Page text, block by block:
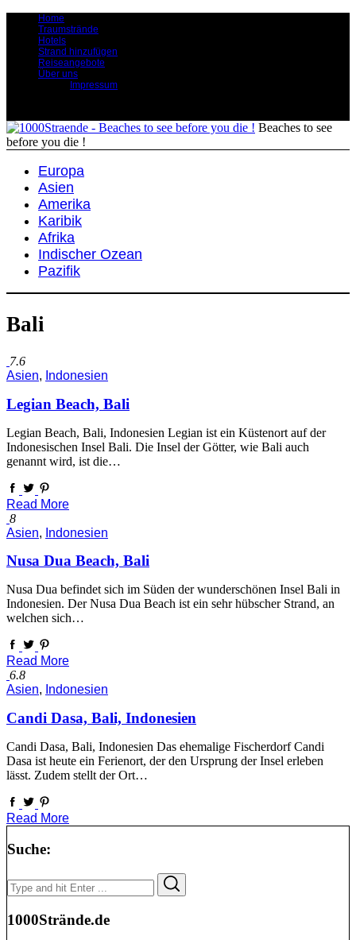
Home
Traumstrände
Hotels
Strand hinzufügen
Reiseangebote
Über uns
Impressum
Beaches to see
before you die !
Europa
Asien
Amerika
Karibik
Afrika
Indischer Ozean
Pazifik
Bali
7.6
Asien, Indonesien
Legian Beach, Bali
Legian Beach, Bali, Indonesien Legian ist ein Küstenort auf der
Indonesischen Insel Bali. Die Insel der Götter, wie Bali auch
genannt wird, ist die…
Read More
8
Asien, Indonesien
Nusa Dua Beach, Bali
Nusa Dua befindet sich im Süden der wunderschönen Insel Bali in
Indonesien. Der Nusa Dua Beach ist ein sehr hübscher Strand, an
welchen sich…
Read More
6.8
Asien, Indonesien
Candi Dasa, Bali, Indonesien
Candi Dasa, Bali, Indonesien Das ehemalige Fischerdorf Candi
Dasa ist heute ein Ferienort, der den Ursprung der Insel erleben
lässt. Zudem stellt der Ort…
Read More
Suche:
Search
for:
1000Strände.de